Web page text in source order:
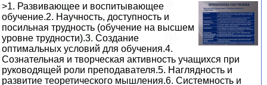
>1. Развивающее и воспитывающее
обучение.2. Научность, доступность и
посильная трудность (обучение на высшем
уровне трудности).3. Создание
оптимальных условий для обучения.4.
Сознательная и творческая активность учащихся при
руководящей роли преподавателя.5. Наглядность и
развитие теоретического мышления.6. Системность и